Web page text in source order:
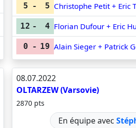
5 - 5 Christophe Petit + Eric
12 - 4 Florian Dufour + Eric
0 - 19 Alain Sieger + Patrick
08.07.2022
OLTARZEW (Varsovie)
2870 pts
En équipe avec